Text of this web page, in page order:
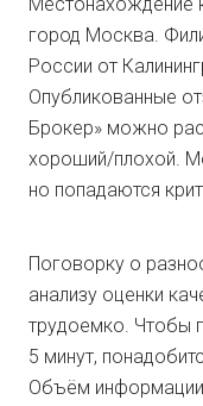
город Москва.
России от
Опубликованные
Брокер» можно
хороший/плохой.
но попадаются
Поговорку о
анализу оценки
трудоемко. Чтобы
5 минут,
Объём